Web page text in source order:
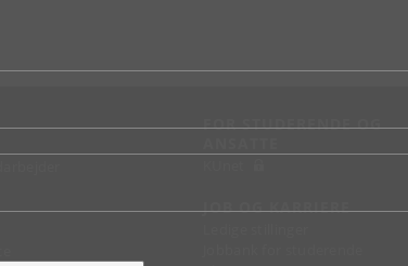
FOR STUDERENDE OG
JOB OG KARRIERE